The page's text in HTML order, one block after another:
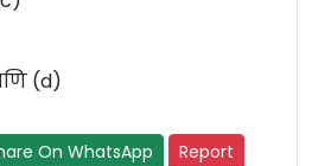
(d)
On WhatsApp Report